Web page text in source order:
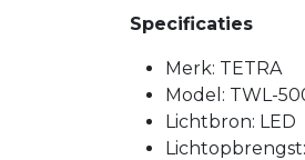
Specificaties
Merk: TETRA
Model: TWL-
Lichtbron: LED